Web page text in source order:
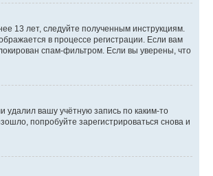
13 лет, следуйте полученным инструкциям.
в процессе регистрации. Если вам
спам-фильтром. Если вы уверены, что
удалил вашу учётную запись по каким-то
попробуйте зарегистрироваться снова и